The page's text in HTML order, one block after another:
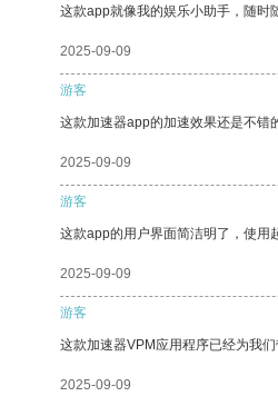
这款app就像我的娱乐小助手，随时
2025-09-09
游客
这款加速器app的加速效果还是不错
2025-09-09
游客
这款app的用户界面简洁明了，使用
2025-09-09
游客
这款加速器VPM应用程序已经为我
2025-09-09